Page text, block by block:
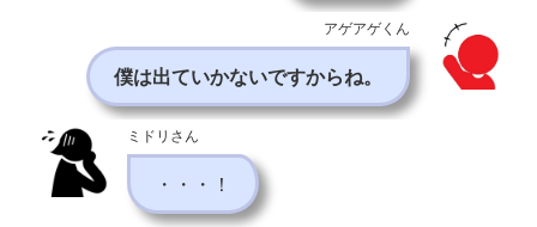
アゲアゲくん
僕は出ていかないですからね。
ミドリさん
・・・！